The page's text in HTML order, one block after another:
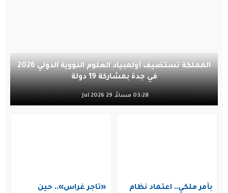
المملكة تستضيف أولمبياد العلوم النووية الدولي 2026
في جدة بمشاركة 19 دولة
03:28 مساءً, 29 Jul 2026
بأمر ملكي.. اعتماد نظام
«تاجر غراس».. حين